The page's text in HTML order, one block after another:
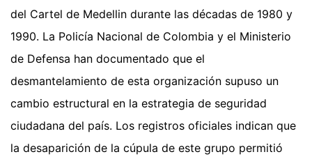
del Cartel de Medellin durante las décadas de 1980 y
1990. La Policía Nacional de Colombia y el Ministerio
de Defensa han documentado que el
desmantelamiento de esta organización supuso un
cambio estructural en la estrategia de seguridad
ciudadana del país. Los registros oficiales indican que
la desaparición de la cúpula de este grupo permitió